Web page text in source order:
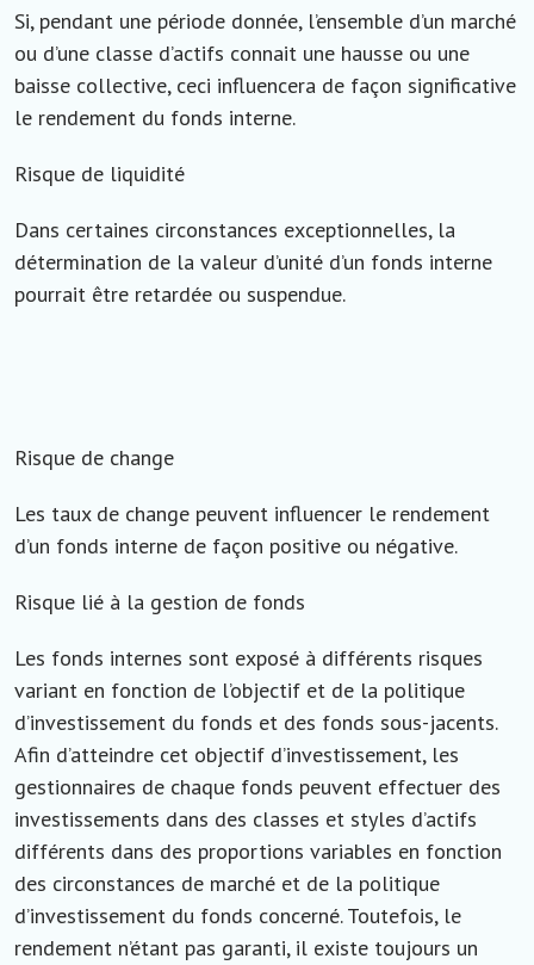
Si, pendant une période donnée, l’ensemble d’un marché
ou d’une classe d’actifs connait une hausse ou une
baisse collective, ceci influencera de façon significative
le rendement du fonds interne.
Risque de liquidité
Dans certaines circonstances exceptionnelles, la
détermination de la valeur d’unité d’un fonds interne
pourrait être retardée ou suspendue.
Risque de change
Les taux de change peuvent influencer le rendement
d’un fonds interne de façon positive ou négative.
Risque lié à la gestion de fonds
Les fonds internes sont exposé à différents risques
variant en fonction de l’objectif et de la politique
d’investissement du fonds et des fonds sous-jacents.
Afin d’atteindre cet objectif d’investissement, les
gestionnaires de chaque fonds peuvent effectuer des
investissements dans des classes et styles d’actifs
différents dans des proportions variables en fonction
des circonstances de marché et de la politique
d’investissement du fonds concerné. Toutefois, le
rendement n’étant pas garanti, il existe toujours un